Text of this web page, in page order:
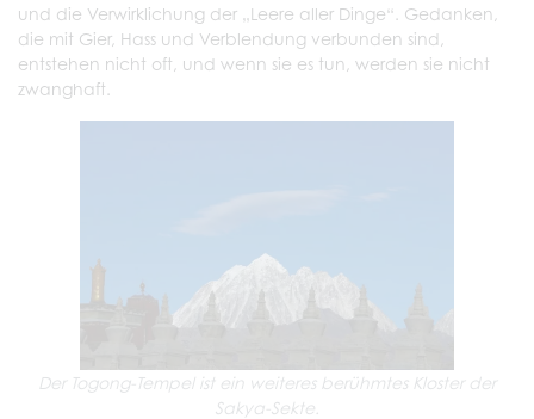
und die Verwirklichung der „Leere aller Dinge“. Gedanken,
die mit Gier, Hass und Verblendung verbunden sind,
entstehen nicht oft, und wenn sie es tun, werden sie nicht
zwanghaft.
Der Togong-Tempel ist ein weiteres berühmtes Kloster der
Sakya-Sekte.